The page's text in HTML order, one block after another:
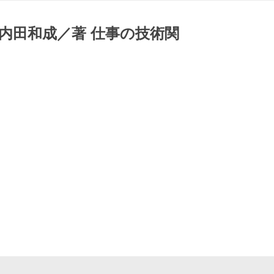
田和成／著 仕事の技術関